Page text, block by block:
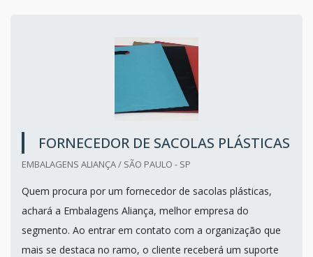
FORNECEDOR DE SACOLAS PLÁSTICAS
EMBALAGENS ALIANÇA / SÃO PAULO - SP
Quem procura por um fornecedor de sacolas plásticas,
achará a Embalagens Aliança, melhor empresa do
segmento. Ao entrar em contato com a organização que
mais se destaca no ramo, o cliente receberá um suporte